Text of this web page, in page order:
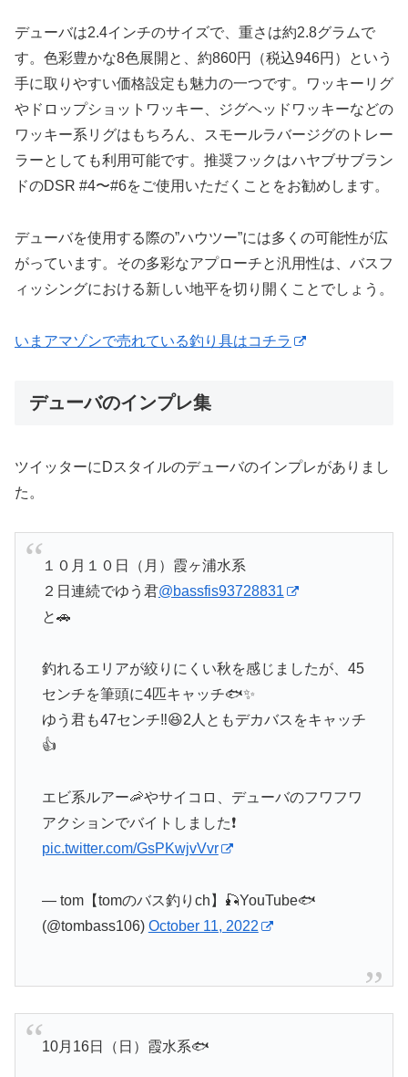
デューバは2.4インチのサイズで、重さは約2.8グラムで
す。色彩豊かな8色展開と、約860円（税込946円）という
手に取りやすい価格設定も魅力の一つです。ワッキーリグ
やドロップショットワッキー、ジグヘッドワッキーなどの
ワッキー系リグはもちろん、スモールラバージグのトレー
ラーとしても利用可能です。推奨フックはハヤブサブラン
ドのDSR #4〜#6をご使用いただくことをお勧めします。
デューバを使用する際の”ハウツー”には多くの可能性が広
がっています。その多彩なアプローチと汎用性は、バスフ
ィッシングにおける新しい地平を切り開くことでしょう。
いまアマゾンで売れている釣り具はコチラ
デューバのインプレ集
ツイッターにDスタイルのデューバのインプレがありまし
た。
１０月１０日（月）霞ヶ浦水系
２日連続でゆう君@bassfis93728831
と🚗
釣れるエリアが絞りにくい秋を感じましたが、45
センチを筆頭に4匹キャッチ🐟✨
ゆう君も47センチ‼️😆2人ともデカバスをキャッチ
👍
エビ系ルアー🦐やサイコロ、デューバのフワフワ
アクションでバイトしました❗️
pic.twitter.com/GsPKwjvVvr
— tom【tomのバス釣りch】🎣YouTube🐟
(@tombass106) October 11, 2022
10月16日（日）霞水系🐟